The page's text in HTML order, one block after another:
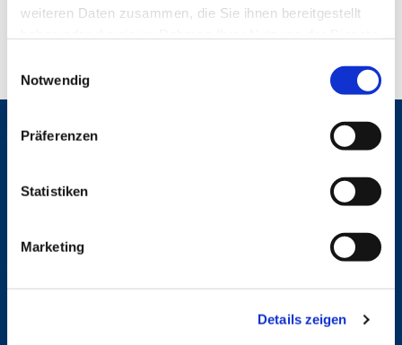
weiteren Daten zusammen, die Sie ihnen bereitgestellt
n
Notwendig
Präferenzen
Statistiken
Marketing
Details zeigen
Gemeinden
St. Hedwig/St. Michael (Mitte)